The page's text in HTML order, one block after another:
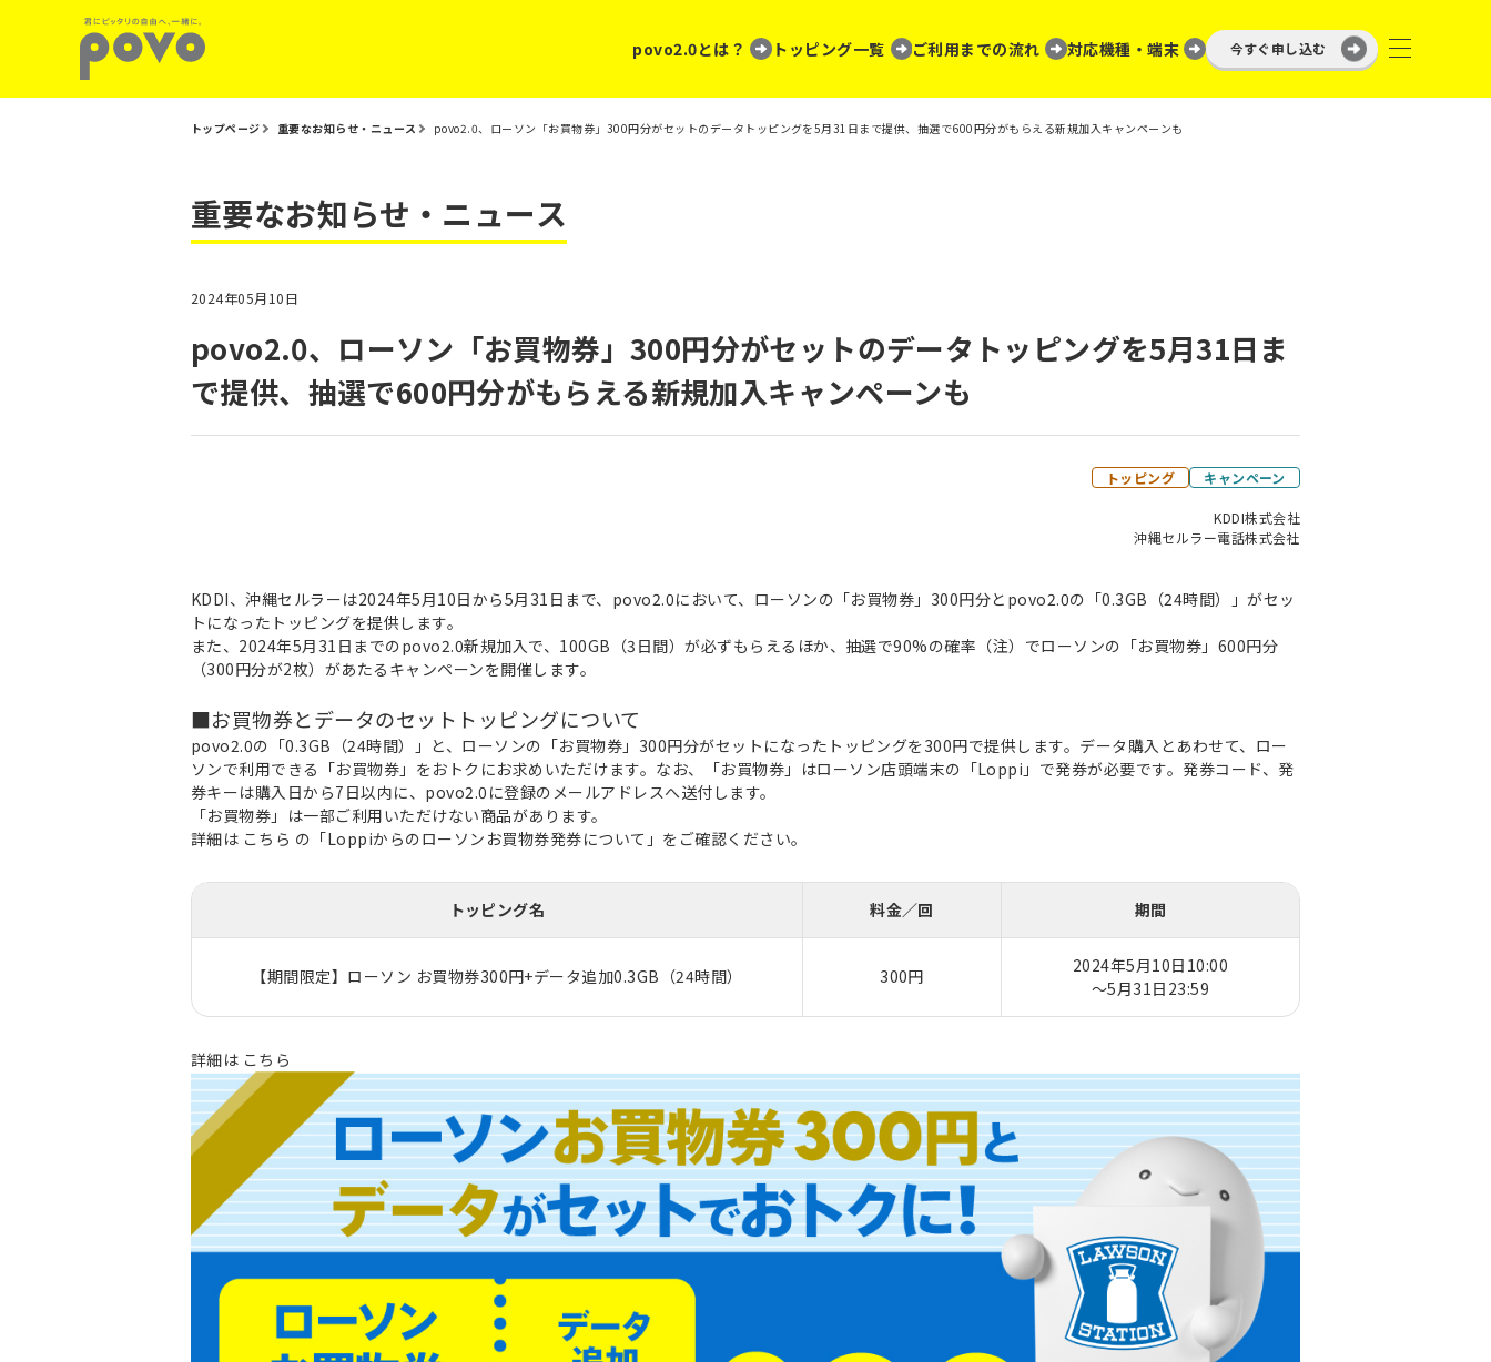
povo2.0とは？ トッピング一覧 ご利用までの流れ 対応機種・端末 今すぐ申し込む
トップページ 重要なお知らせ・ニュース povo2.0、ローソン「お買物券」300円分がセットのデータトッピングを5月31日まで提供、抽選で600円分がもらえる新規加入キャンペーンも
重要なお知らせ・ニュース
2024年05月10日
povo2.0、ローソン「お買物券」300円分がセットのデータトッピングを5月31日ま
で提供、抽選で600円分がもらえる新規加入キャンペーンも
トッピング キャンペーン
KDDI株式会社
沖縄セルラー電話株式会社
KDDI、沖縄セルラーは2024年5月10日から5月31日まで、povo2.0において、ローソンの「お買物券」300円分とpovo2.0の「0.3GB（24時間）」がセッ
トになったトッピングを提供します。
また、2024年5月31日までのpovo2.0新規加入で、100GB（3日間）が必ずもらえるほか、抽選で90%の確率（注）でローソンの「お買物券」600円分
（300円分が2枚）があたるキャンペーンを開催します。
■お買物券とデータのセットトッピングについて
povo2.0の「0.3GB（24時間）」と、ローソンの「お買物券」300円分がセットになったトッピングを300円で提供します。データ購入とあわせて、ロー
ソンで利用できる「お買物券」をおトクにお求めいただけます。なお、「お買物券」はローソン店頭端末の「Loppi」で発券が必要です。発券コード、発
券キーは購入日から7日以内に、povo2.0に登録のメールアドレスへ送付します。
「お買物券」は一部ご利用いただけない商品があります。
詳細は こちら の「Loppiからのローソンお買物券発券について」をご確認ください。
トッピング名 料金／回 期間
【期間限定】ローソン お買物券300円+データ追加0.3GB（24時間） 300円
2024年5月10日10:00
～5月31日23:59
詳細は こちら